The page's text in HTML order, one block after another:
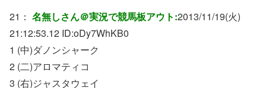
21： 名無しさん＠実況で競馬板アウト:2013/11/19(火)
21:12:53.12 ID:oDy7WhKB0
1 (中)ダノンシャーク
2 (二)アロマティコ
3 (右)ジャスタウェイ